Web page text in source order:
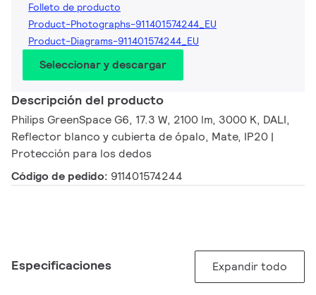
Folleto de producto
Product-Photographs-911401574244_EU
Product-Diagrams-911401574244_EU
Seleccionar y descargar
Descripción del producto
Philips GreenSpace G6, 17.3 W, 2100 lm, 3000 K, DALI,
Reflector blanco y cubierta de ópalo, Mate, IP20 |
Protección para los dedos
Código de pedido: 911401574244
Especificaciones Expandir todo